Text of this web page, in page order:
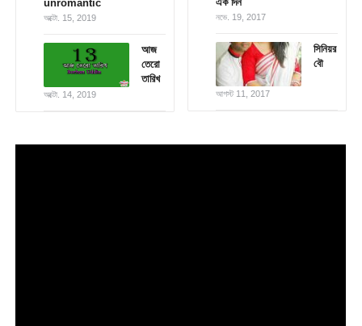
unromantic
অক্টো. 15, 2019
আজ
তেরো
তারিখ
অক্টো. 14, 2019
নভে. 19, 2017
সিনিয়র
বৌ
আগস্ট 11, 2017